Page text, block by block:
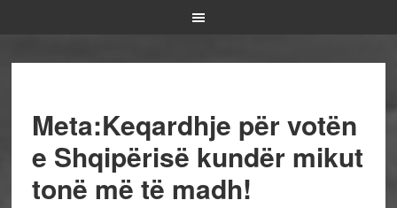
Meta:Keqardhje për votën
e Shqipërisë kundër mikut
tonë më të madh!